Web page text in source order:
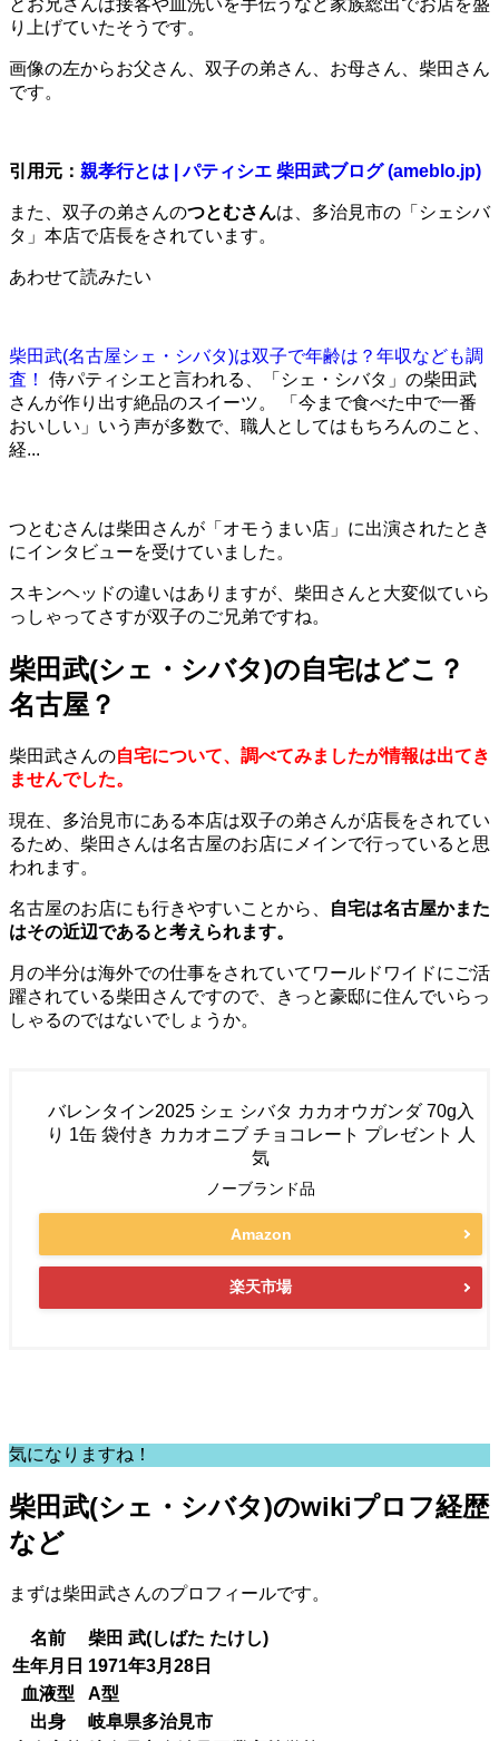
とお兄さんは接客や皿洗いを手伝うなど家族総出でお店を盛
り上げていたそうです。
画像の左からお父さん、双子の弟さん、お母さん、柴田さん
です。
引用元： 親孝行とは | パティシエ 柴田武ブログ (ameblo.jp)
また、双子の弟さんのつとむさんは、多治見市の「シェシバ
タ」本店で店長をされています。
あわせて読みたい
柴田武(名古屋シェ・シバタ)は双子で年齢は？年収なども調
査！
侍パティシエと言われる、「シェ・シバタ」の柴田武
さんが作り出す絶品のスイーツ。 「今まで食べた中で一番
おいしい」いう声が多数で、職人としてはもちろんのこと、
経...
つとむさんは柴田さんが「オモうまい店」に出演されたとき
にインタビューを受けていました。
スキンヘッドの違いはありますが、柴田さんと大変似ていら
っしゃってさすが双子のご兄弟ですね。
柴田武(シェ・シバタ)の自宅はどこ？
名古屋？
柴田武さんの自宅について、調べてみましたが情報は出てき
ませんでした。
現在、多治見市にある本店は双子の弟さんが店長をされてい
るため、柴田さんは名古屋のお店にメインで行っていると思
われます。
名古屋のお店にも行きやすいことから、
自宅は名古屋かまた
はその近辺であると考えられます。
月の半分は海外での仕事をされていてワールドワイドにご活
躍されている柴田さんですので、きっと豪邸に住んでいらっ
しゃるのではないでしょうか。
バレンタイン2025 シェ シバタ カカオウガンダ 70g入
り 1缶 袋付き カカオニブ チョコレート プレゼント 人
気
ノーブランド品
Amazon
楽天市場
気になりますね！
柴田武(シェ・シバタ)のwikiプロフ経歴
など
まずは柴田武さんのプロフィールです。
名前
柴田 武(しばた たけし)
生年月日 1971年3月28日
血液型
A型
出身
岐阜県多治見市